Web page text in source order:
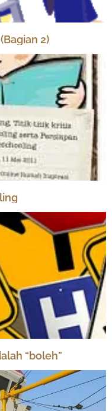
2)
“boleh”